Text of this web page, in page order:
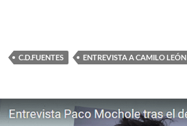
C.D.FUENTES ENTREVISTA A CAMILO LEÓN